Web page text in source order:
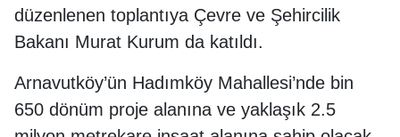
düzenlenen toplantıya Çevre ve Şehircilik
Bakanı Murat Kurum da katıldı.
Arnavutköy’ün Hadımköy Mahallesi’nde bin
650 dönüm proje alanına ve yaklaşık 2.5